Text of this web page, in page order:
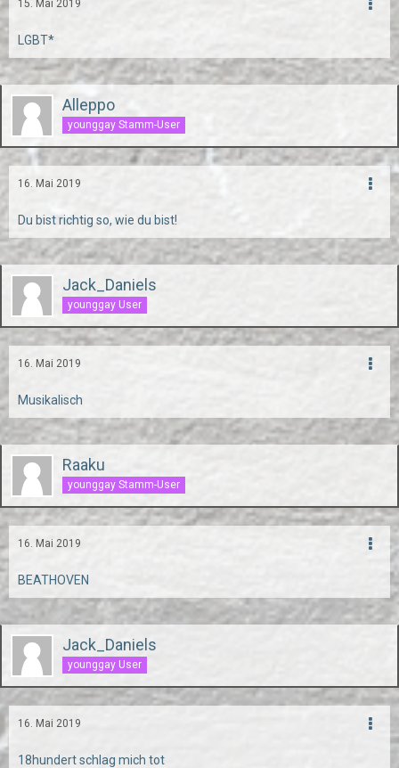
15. Mai 2019
LGBT*
Alleppo
younggay Stamm-User
16. Mai 2019
Du bist richtig so, wie du bist!
Jack_Daniels
younggay User
16. Mai 2019
Musikalisch
Raaku
younggay Stamm-User
16. Mai 2019
BEATHOVEN
Jack_Daniels
younggay User
16. Mai 2019
18hundert schlag mich tot